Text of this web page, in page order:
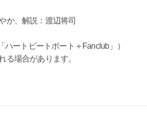
か、解説：渡辺将司
ハートビートボート＋Fanclub」）
場合があります。